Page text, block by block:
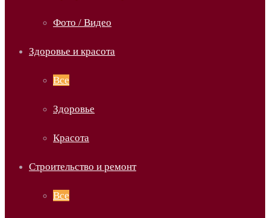
Фото / Видео
Здоровье и красота
Все
Здоровье
Красота
Строительство и ремонт
Все